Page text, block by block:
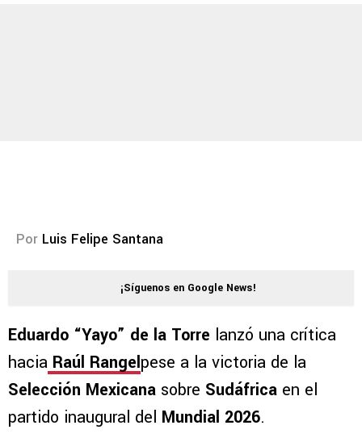
Por Luis Felipe Santana
¡Síguenos en Google News!
Eduardo “Yayo” de la Torre lanzó una crítica
hacia Raúl Rangelpese a la victoria de la
Selección Mexicana sobre Sudáfrica en el
partido inaugural del Mundial 2026.